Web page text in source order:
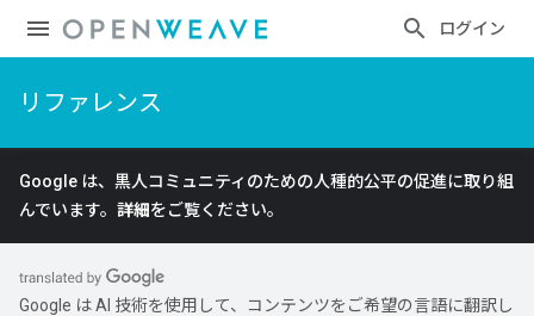
ログイン
リファレンス
Google は、黒人コミュニティのための人種的公平の促進に取り組
んでいます。 詳細をご覧ください。
Google は AI 技術を使用して、コンテンツをご希望の言語に翻訳し